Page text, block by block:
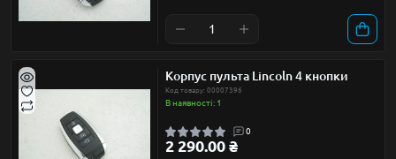
Корпус пульта Lincoln 4 кнопки
Код товару: 00007396
В наявності: 1
0
2 290.00 ₴